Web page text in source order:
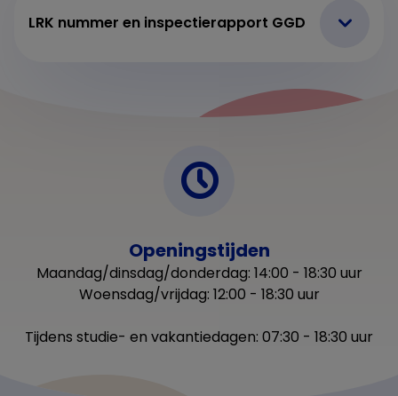
LRK nummer en inspectierapport GGD
Openingstijden
Maandag/dinsdag/donderdag: 14:00 - 18:30 uur
Woensdag/vrijdag: 12:00 - 18:30 uur
Tijdens studie- en vakantiedagen: 07:30 - 18:30 uur